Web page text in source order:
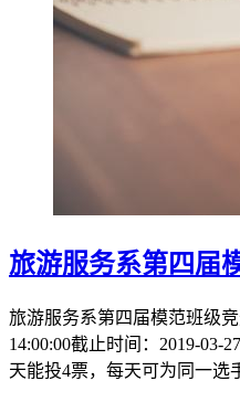
旅游服务系第四届
旅游服务系第四届模范班级
14:00:00截止时间：2019-03-
天能投4票，每天可为同一选